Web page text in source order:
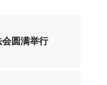
圆满举行